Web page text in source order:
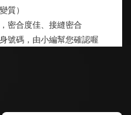
質）
合度佳、接縫密合
號碼，由小編幫您確認喔